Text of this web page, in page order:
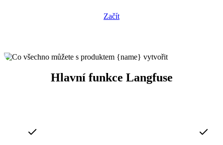
Začít
Hlavní funkce Langfuse